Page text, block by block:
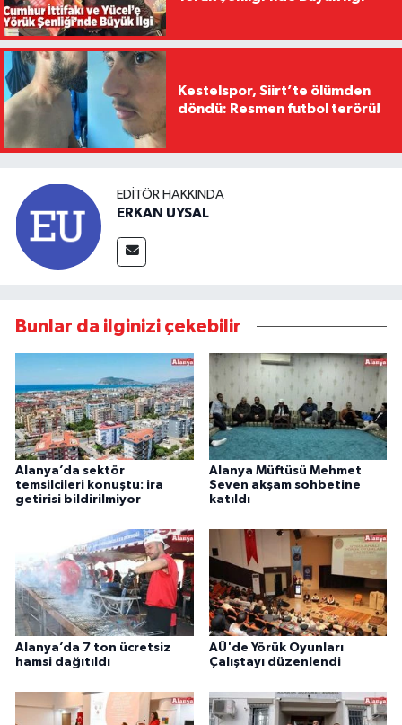
Kestelspor, Siirt’te ölümden
döndü: Resmen futbol terörü!
EDITÖR HAKKINDA
ERKAN UYSAL
Bunlar da ilginizi çekebilir
Alanya’da sektör
temsilcileri konuştu: ira
getirisi bildirilmiyor
Alanya Müftüsü Mehmet
Seven akşam sohbetine
katıldı
Alanya’da 7 ton ücretsiz
hamsi dağıtıldı
AÜ'de Yörük Oyunları
Çalıştayı düzenlendi